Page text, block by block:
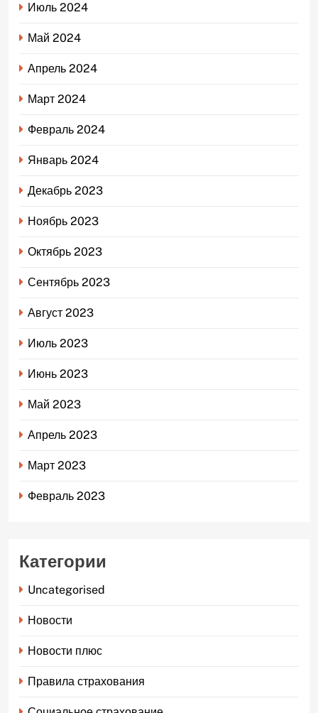
Июль 2024
Май 2024
Апрель 2024
Март 2024
Февраль 2024
Январь 2024
Декабрь 2023
Ноябрь 2023
Октябрь 2023
Сентябрь 2023
Август 2023
Июль 2023
Июнь 2023
Май 2023
Апрель 2023
Март 2023
Февраль 2023
Категории
Uncategorised
Новости
Новости плюс
Правила страхования